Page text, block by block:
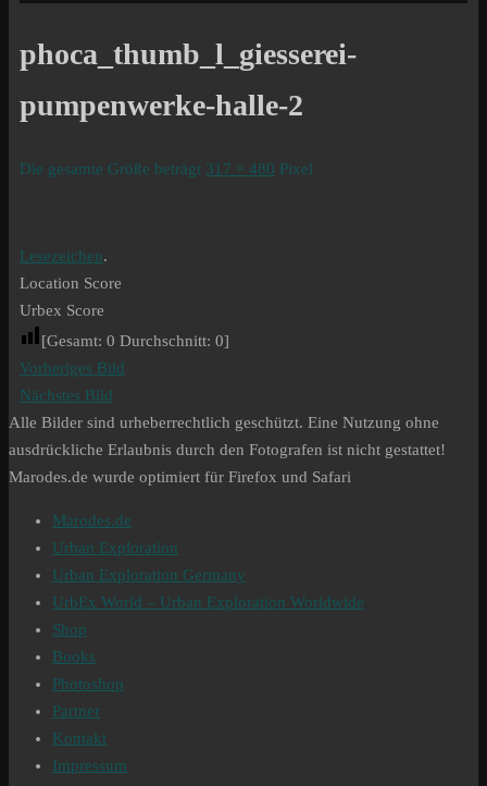
phoca_thumb_l_giesserei-
pumpenwerke-halle-2
Die gesamte Größe beträgt 317 × 480 Pixel
Lesezeichen.
Location Score
Urbex Score
[Gesamt: 0 Durchschnitt: 0]
Vorheriges Bild
Nächstes Bild
Alle Bilder sind urheberrechtlich geschützt. Eine Nutzung ohne
ausdrückliche Erlaubnis durch den Fotografen ist nicht gestattet!
Marodes.de wurde optimiert für Firefox und Safari
Marodes.de
Urban Exploration
Urban Exploration Germany
UrbEx World – Urban Exploration Worldwide
Shop
Books
Photoshop
Partner
Kontakt
Impressum